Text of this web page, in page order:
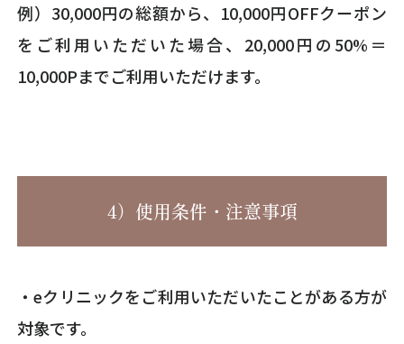
例）30,000円の総額から、10,000円OFFクーポン
をご利用いただいた場合、20,000円の50%＝
10,000Pまでご利用いただけます。
4）使用条件・注意事項
・eクリニックをご利用いただいたことがある方が
対象です。